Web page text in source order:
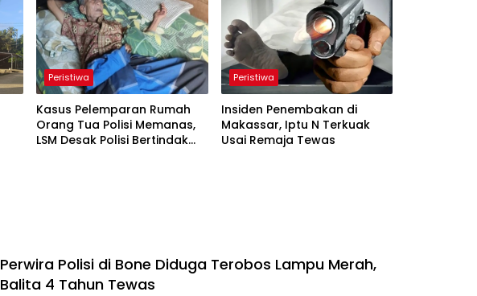
Peristiwa
Kasus Pelemparan Rumah
Orang Tua Polisi Memanas,
LSM Desak Polisi Bertindak
Peristiwa
Insiden Penembakan di
Makassar, Iptu N Terkuak
Usai Remaja Tewas
Perwira Polisi di Bone Diduga Terobos Lampu Merah,
Balita 4 Tahun Tewas